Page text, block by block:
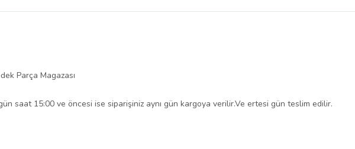
Parça Magazası
saat 15:00 ve öncesi ise siparişiniz aynı gün kargoya verilir.Ve ertesi gün teslim edilir.